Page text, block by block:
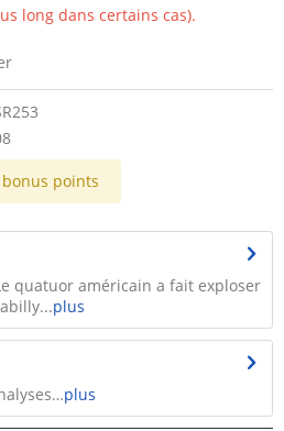
long dans certains cas).
bonus points
quatuor américain a fait exploser
plus
plus